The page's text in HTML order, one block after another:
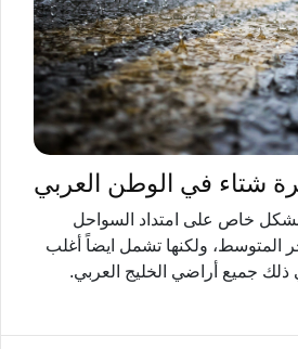
شتاء في الوطن العربي
بشكل خاص على امتداد السواحل
المتوسط، ولكنها تشمل ايضاً أغلب
ذلك جميع أراضي الخليج العربي.